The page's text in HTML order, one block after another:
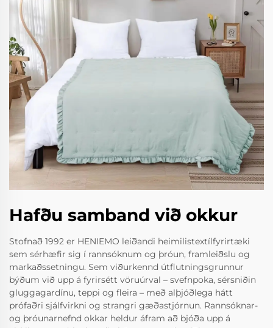
Hafðu samband við okkur
Stofnað 1992 er HENIEMO leiðandi heimilistextílfyrirtæki
sem sérhæfir sig í rannsóknum og þróun, framleiðslu og
markaðssetningu. Sem viðurkennd útflutningsgrunnur
býðum við upp á fyrirsétt vöruúrval – svefnpoka, sérsniðin
gluggagardínu, teppi og fleira – með alþjóðlega hátt
prófaðri sjálfvirkni og strangri gæðastjórnun. Rannsóknar-
og þróunarnefnd okkar heldur áfram að bjóða upp á